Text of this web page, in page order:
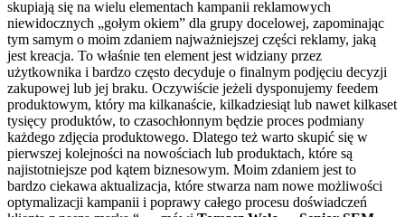
skupiają się na wielu elementach kampanii reklamowych
niewidocznych „gołym okiem” dla grupy docelowej, zapominając
tym samym o moim zdaniem najważniejszej części reklamy, jaką
jest kreacja. To właśnie ten element jest widziany przez
użytkownika i bardzo często decyduje o finalnym podjęciu decyzji
zakupowej lub jej braku. Oczywiście jeżeli dysponujemy feedem
produktowym, który ma kilkanaście, kilkadziesiąt lub nawet kilkaset
tysięcy produktów, to czasochłonnym będzie proces podmiany
każdego zdjęcia produktowego. Dlatego też warto skupić się w
pierwszej kolejności na nowościach lub produktach, które są
najistotniejsze pod kątem biznesowym. Moim zdaniem jest to
bardzo ciekawa aktualizacja, które stwarza nam nowe możliwości
optymalizacji kampanii i poprawy całego procesu doświadczeń